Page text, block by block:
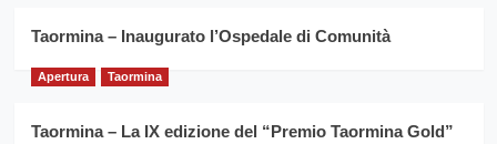
Taormina – Inaugurato l’Ospedale di Comunità
Apertura Taormina
Taormina – La IX edizione del “Premio Taormina Gold”